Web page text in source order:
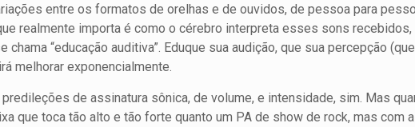
entre os formatos de orelhas e de ouvidos, de pessoa para
realmente importa é como o cérebro interpreta esses sons
“educação auditiva”. Eduque sua audição, que sua percepção
melhorar exponencialmente.
de assinatura sônica, de volume, e intensidade, sim. Mas
que toca tão alto e tão forte quanto um PA de show de rock, mas com